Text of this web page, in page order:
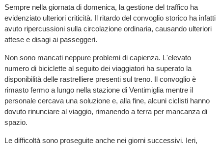
Sempre nella giornata di domenica, la gestione del traffico ha
evidenziato ulteriori criticità. Il ritardo del convoglio storico ha infatti
avuto ripercussioni sulla circolazione ordinaria, causando ulteriori
attese e disagi ai passeggeri.
Non sono mancati neppure problemi di capienza. L'elevato
numero di biciclette al seguito dei viaggiatori ha superato la
disponibilità delle rastrelliere presenti sul treno. Il convoglio è
rimasto fermo a lungo nella stazione di Ventimiglia mentre il
personale cercava una soluzione e, alla fine, alcuni ciclisti hanno
dovuto rinunciare al viaggio, rimanendo a terra per mancanza di
spazio.
Le difficoltà sono proseguite anche nei giorni successivi. Ieri,